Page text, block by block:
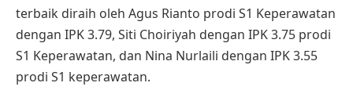
terbaik diraih oleh Agus Rianto prodi S1 Keperawatan
dengan IPK 3.79, Siti Choiriyah dengan IPK 3.75 prodi
S1 Keperawatan, dan Nina Nurlaili dengan IPK 3.55
prodi S1 keperawatan.